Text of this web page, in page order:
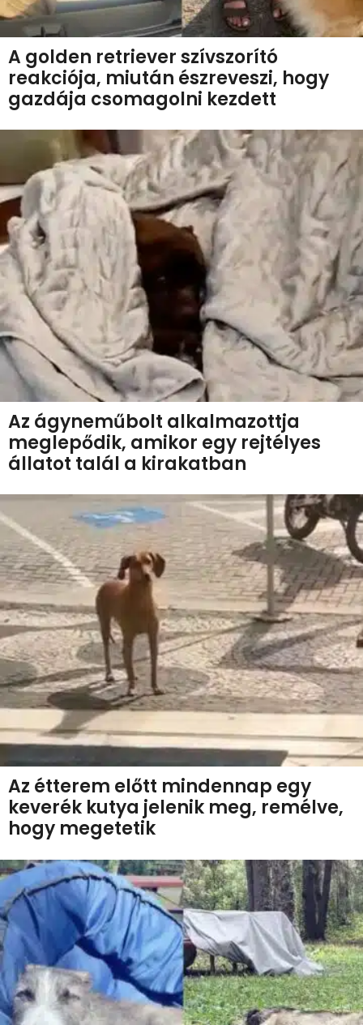
A golden retriever szívszorító
reakciója, miután észreveszi, hogy
gazdája csomagolni kezdett
Az ágyneműbolt alkalmazottja
meglepődik, amikor egy rejtélyes
állatot talál a kirakatban
Az étterem előtt mindennap egy
keverék kutya jelenik meg, remélve,
hogy megetetik